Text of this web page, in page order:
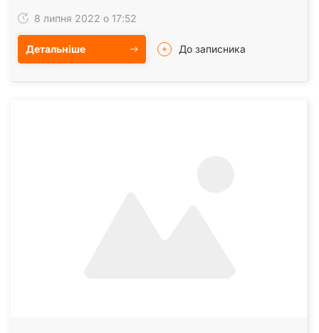
8 липня 2022 о 17:52
Детальніше До записника